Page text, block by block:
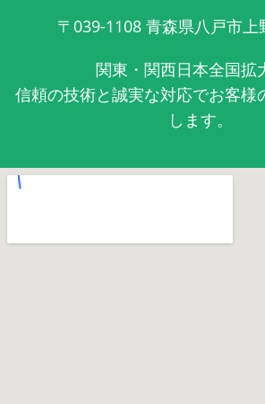
〒039-1108 青森県八戸市上
関東・関西日本全国拡
信頼の技術と誠実な対応でお客様
します。